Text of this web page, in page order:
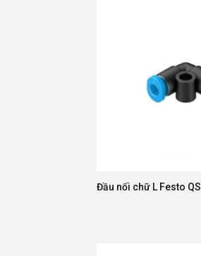
Đầu nối chữ L Festo